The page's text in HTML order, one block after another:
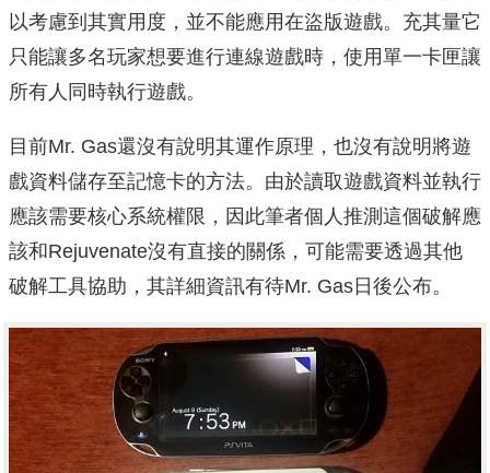
以考慮到其實用度，並不能應用在盜版遊戲。充其量它
只能讓多名玩家想要進行連線遊戲時，使用單一卡匣讓
所有人同時執行遊戲。
目前Mr. Gas還沒有說明其運作原理，也沒有說明將遊
戲資料儲存至記憶卡的方法。由於讀取遊戲資料並執行
應該需要核心系統權限，因此筆者個人推測這個破解應
該和Rejuvenate沒有直接的關係，可能需要透過其他
破解工具協助，其詳細資訊有待Mr. Gas日後公布。